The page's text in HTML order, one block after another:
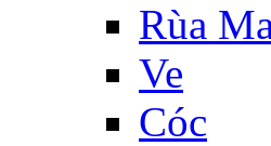
Rùa
Ve
Cóc